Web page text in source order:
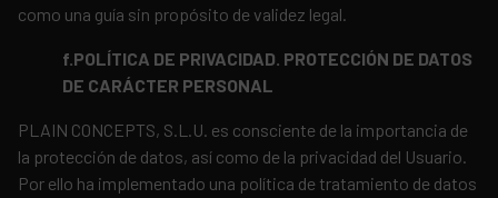
como una guía sin propósito de validez legal.
f.POLÍTICA DE PRIVACIDAD. PROTECCIÓN DE DATOS
DE CARÁCTER PERSONAL
PLAIN CONCEPTS, S.L.U. es consciente de la importancia de
la protección de datos, así como de la privacidad del Usuario.
Por ello ha implementado una política de tratamiento de datos